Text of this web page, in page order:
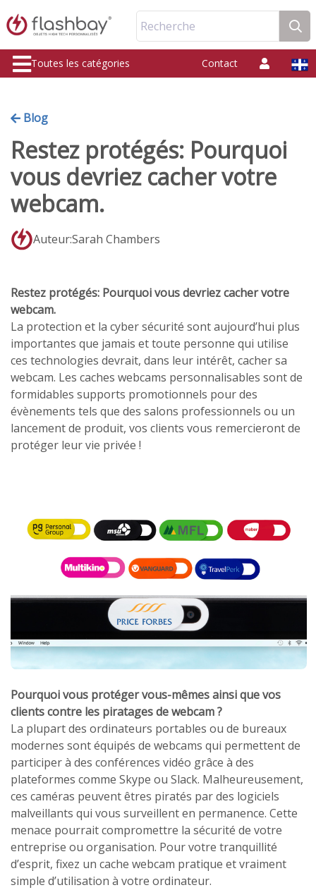
Recherche
Toutes les catégories Contact
Blog
Restez protégés: Pourquoi
vous devriez cacher votre
webcam.
Auteur:Sarah Chambers
Restez protégés: Pourquoi vous devriez cacher votre
webcam.
La protection et la cyber sécurité sont aujourd’hui plus
importantes que jamais et toute personne qui utilise
ces technologies devrait, dans leur intérêt, cacher sa
webcam. Les caches webcams personnalisables sont de
formidables supports promotionnels pour des
évènements tels que des salons professionnels ou un
lancement de produit, vos clients vous remercieront de
protéger leur vie privée !
Pourquoi vous protéger vous-mêmes ainsi que vos
clients contre les piratages de webcam ?
La plupart des ordinateurs portables ou de bureaux
modernes sont équipés de webcams qui permettent de
participer à des conférences vidéo grâce à des
plateformes comme Skype ou Slack. Malheureusement,
ces caméras peuvent êtres piratés par des logiciels
malveillants qui vous surveillent en permanence. Cette
menace pourrait compromettre la sécurité de votre
entreprise ou organisation. Pour votre tranquillité
d’esprit, fixez un cache webcam pratique et vraiment
simple d’utilisation à votre ordinateur.